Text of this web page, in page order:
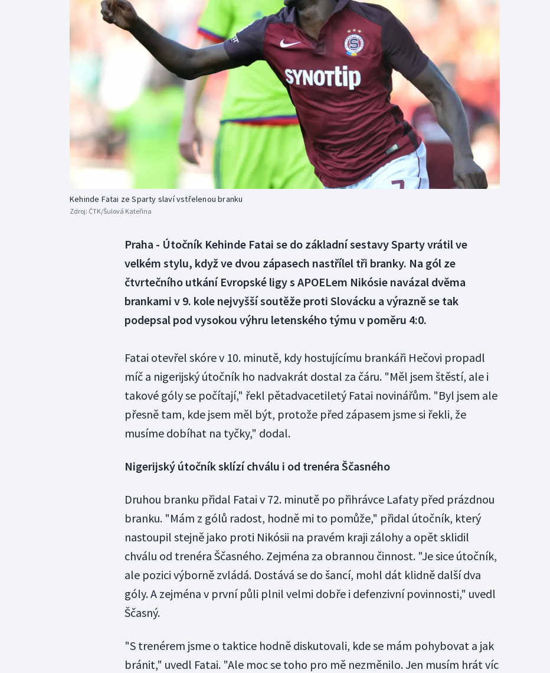
Curling
Dostihy
Florbal
Futsal
Gymnastika
Moderní pětiboj
Motorsport
Olympijské hry
Parasport
Plavání
Plážový volejbal
Triatlon
Vodní slalom
Volejbal
Ostatní
Kehinde Fatai ze Sparty slaví vstřelenou branku
Zdroj: ČTK/Šulová Kateřina
Praha - Útočník Kehinde Fatai se do základní sestavy Sparty vrátil ve
velkém stylu, když ve dvou zápasech nastřílel tři branky. Na gól ze
čtvrtečního utkání Evropské ligy s APOELem Nikósie navázal dvěma
brankami v 9. kole nejvyšší soutěže proti Slovácku a výrazně se tak
podepsal pod vysokou výhru letenského týmu v poměru 4:0.
Fatai otevřel skóre v 10. minutě, kdy hostujícímu brankáři Hečovi propadl
míč a nigerijský útočník ho nadvakrát dostal za čáru. "Měl jsem štěstí, ale i
takové góly se počítají," řekl pětadvacetiletý Fatai novinářům. "Byl jsem ale
přesně tam, kde jsem měl být, protože před zápasem jsme si řekli, že
musíme dobíhat na tyčky," dodal.
Nigerijský útočník sklízí chválu i od trenéra Ščasného
Druhou branku přidal Fatai v 72. minutě po přihrávce Lafaty před prázdnou
branku. "Mám z gólů radost, hodně mi to pomůže," přidal útočník, který
nastoupil stejně jako proti Nikósii na pravém kraji zálohy a opět sklidil
chválu od trenéra Ščasného. Zejména za obrannou činnost. "Je sice útočník,
ale pozici výborně zvládá. Dostává se do šancí, mohl dát klidně další dva
góly. A zejména v první půli plnil velmi dobře i defenzivní povinnosti," uvedl
Ščasný.
"S trenérem jsme o taktice hodně diskutovali, kde se mám pohybovat a jak
bránit," uvedl Fatai. "Ale moc se toho pro mě nezměnilo. Jen musím hrát víc